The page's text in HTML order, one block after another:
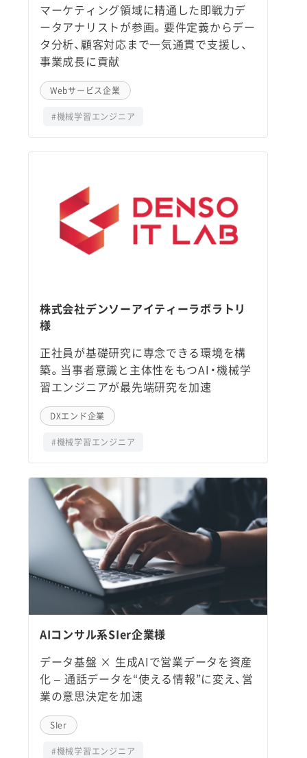
マーケティング領域に精通した即戦力デ
ータアナリストが参画。要件定義からデー
タ分析、顧客対応まで一気通貫で支援し、
事業成長に貢献
Webサービス企業
#機械学習エンジニア
株式会社デンソーアイティーラボラトリ
様
正社員が基礎研究に専念できる環境を構
築。当事者意識と主体性をもつAI・機械学
習エンジニアが最先端研究を加速
DXエンド企業
#機械学習エンジニア
AIコンサル系SIer企業様
データ基盤 × 生成AIで営業データを資産
化 – 通話データを“使える情報”に変え、営
業の意思決定を加速
SIer
#機械学習エンジニア